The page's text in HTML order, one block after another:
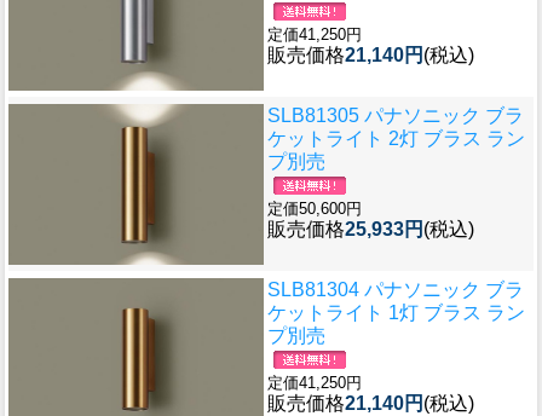
定価41,250円
販売価格21,140円 (税込)
SLB81305 パナソニック ブラ
ケットライト 2灯 ブラス ラン
プ別売
定価50,600円
販売価格25,933円 (税込)
SLB81304 パナソニック ブラ
ケットライト 1灯 ブラス ラン
プ別売
定価41,250円
販売価格21,140円 (税込)